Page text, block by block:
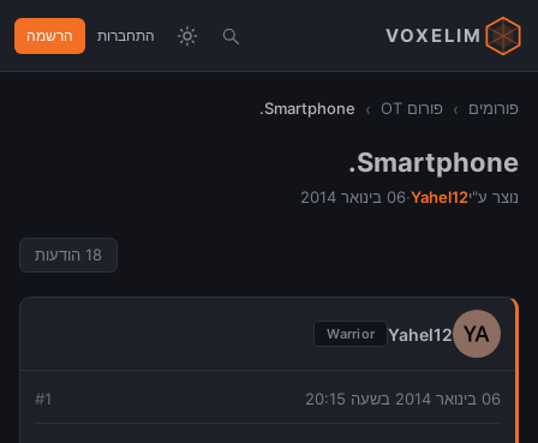
VOXELIM התחברות הרשמה
פורומים › פורום OT ›
Smartphone.
Smartphone.
נוצר ע"יYahel12
·06 בינואר 2014
18 הודעות
Yahel12
Warrior
06 בינואר 2014 בשעה 20:15 #1